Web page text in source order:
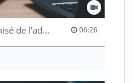
Le système salarial optimisé de l'administration fédérale 06:26